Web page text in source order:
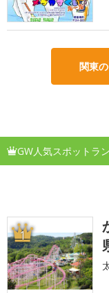
関東
GW人気スポットラ
1